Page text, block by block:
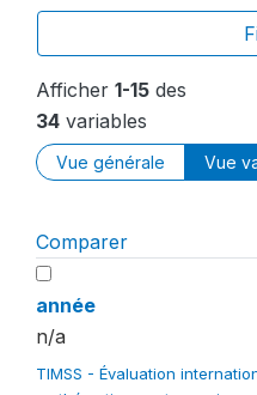
Afficher 1-15 des
34 variables
Vue générale Vue
Comparer
année
n/a
TIMSS - Évaluation